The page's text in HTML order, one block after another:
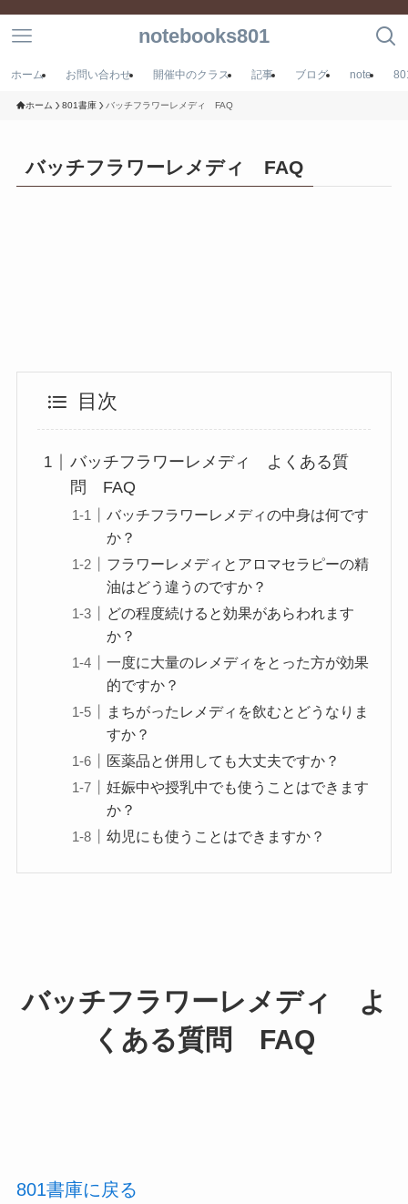
notebooks801
ホーム お問い合わせ 開催中のクラス 記事 ブログ note
ホーム 801書庫 バッチフラワーレメディ FAQ
バッチフラワーレメディ FAQ
目次
バッチフラワーレメディ よくある質
問 FAQ
バッチフラワーレメディの中身は何です
か？
フラワーレメディとアロマセラピーの精
油はどう違うのですか？
どの程度続けると効果があらわれます
か？
一度に大量のレメディをとった方が効果
的ですか？
まちがったレメディを飲むとどうなりま
すか？
医薬品と併用しても大丈夫ですか？
妊娠中や授乳中でも使うことはできます
か？
幼児にも使うことはできますか？
バッチフラワーレメディ よ
くある質問 FAQ
801書庫に戻る